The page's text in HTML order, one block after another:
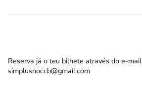
Reserva já o teu bilhete através do e-mail
simplusnoccb@gmail.com